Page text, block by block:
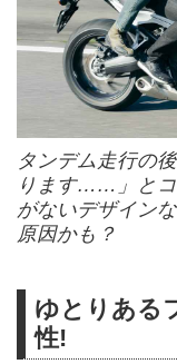
タンデム走行の
ります……」とコ
がないデザイン
原因かも？
ゆとりある
性!